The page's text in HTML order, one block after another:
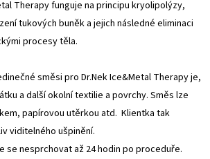
Therapy funguje na principu kryolipolýzy,
tukových buněk a jejich následné eliminaci
procesy těla.
směsi pro Dr.Nek Ice&Metal Therapy je,
a další okolní textilie a povrchy. Směs lze
papírovou utěrkou atd. Klientka tak
viditelného ušpinění.
se nesprchovat až 24 hodin po proceduře.